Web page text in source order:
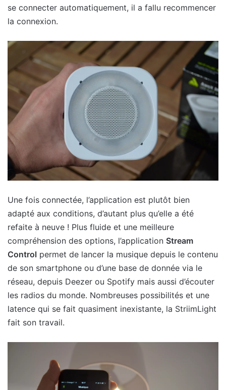
se connecter automatiquement, il a fallu recommencer
la connexion.
Une fois connectée, l’application est plutôt bien
adapté aux conditions, d’autant plus qu’elle a été
refaite à neuve ! Plus fluide et une meilleure
compréhension des options, l’application Stream
Control permet de lancer la musique depuis le contenu
de son smartphone ou d’une base de donnée via le
réseau, depuis Deezer ou Spotify mais aussi d’écouter
les radios du monde. Nombreuses possibilités et une
latence qui se fait quasiment inexistante, la StriimLight
fait son travail.